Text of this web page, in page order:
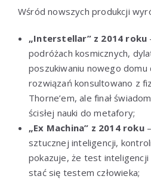
Wśród nowszych produkcji
„Interstellar” z 2014 roku
podróżach kosmicznych,
poszukiwaniu nowego domu
rozwiązań konsultowano z
Thorne’em, ale finał
ścisłej nauki do metafory;
„Ex Machina” z 2014 roku
sztucznej inteligencji,
pokazuje, że test
stać się testem człowieka;